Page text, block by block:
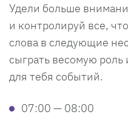
Удели больше
и контролируй все,
слова в следующие
сыграть весомую
для тебя событий.
07:00 — 08:00